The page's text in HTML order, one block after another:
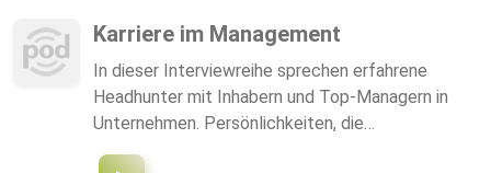
Karriere im Management
In dieser Interviewreihe sprechen erfahrene
Headhunter mit Inhabern und Top-Managern in
Unternehmen. Persönlichkeiten, die
Organisationen und Geschäftsmodelle im Wandel